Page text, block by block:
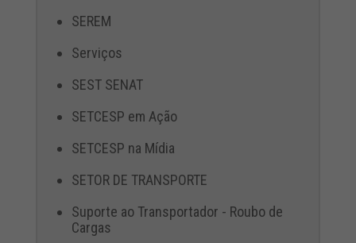
SEREM
Serviços
SEST SENAT
SETCESP em Ação
SETCESP na Mídia
SETOR DE TRANSPORTE
Suporte ao Transportador - Roubo de
Cargas